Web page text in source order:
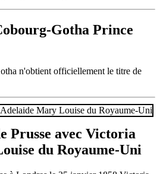
Gotha Prince
n'obtient officiellement le titre de
Prusse avec Victoria
du Royaume-Uni